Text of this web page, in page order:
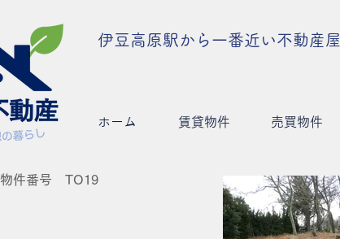
伊豆高原駅から一番近い不動産屋
ホーム 賃貸物件 売買物件
物件番号 TO19